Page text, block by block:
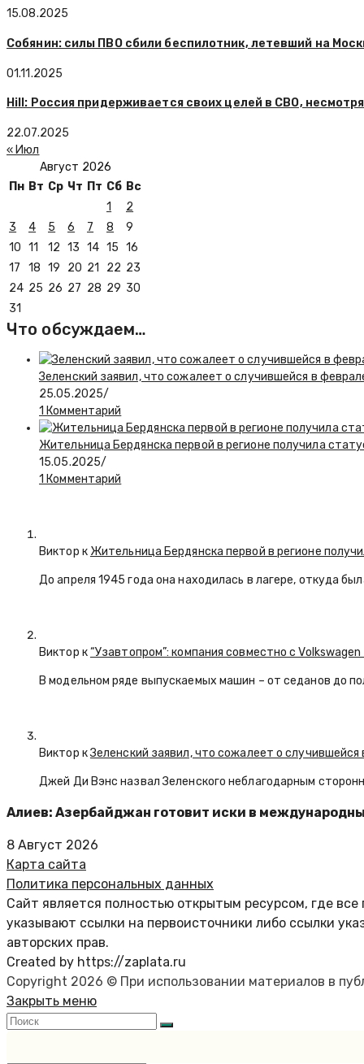
15.08.2025
Собянин: силы ПВО сбили беспилотник, летевший на
01.11.2025
Hill: Россия придерживается своих целей в СВО,
22.07.2025
« Июл
Август 2026
Пн Вт Ср Чт Пт Сб Вс
1
2
3
4 5 6 7 8
9
10 11 12 13 14 15 16
17
18 19 20 21 22 23
24 25 26 27 28 29 30
31
Что обсуждаем…
Зеленский заявил, что сожалеет о случившейся в
25.05.2025/
1 Комментарий
Жительница Бердянска первой в регионе получила
15.05.2025/
1 Комментарий
Виктор к Жительница Бердянска первой в регионе
До апреля 1945 года она находилась в лагере, откуда
Виктор к“Узавтопром”: компания совместно с
В модельном ряде выпускаемых машин – от седанов до
Виктор кЗеленский заявил, что сожалеет о
Джей Ди Вэнс назвал Зеленского неблагодарным
Алиев: Азербайджан готовит иски в
8 Август 2026
Карта сайта
Политика персональных данных
Сайт является полностью открытым ресурсом, где
указывают ссылки на первоисточники либо ссылки
авторских прав.
Created by https://zaplata.ru
Copyright 2026 © При использовании материалов в
Закрыть меню